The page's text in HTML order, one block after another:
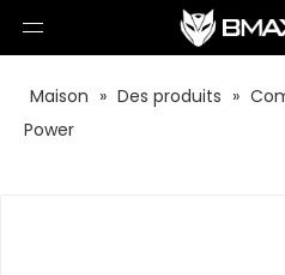
Maison » Des produits »
Power